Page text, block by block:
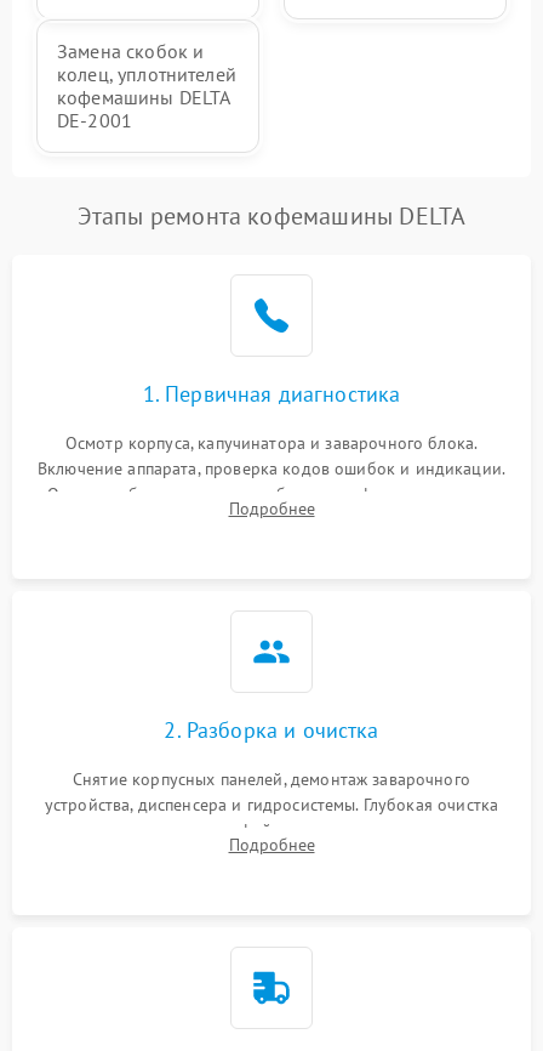
Замена скобок и
колец, уплотнителей
кофемашины DELTA
DE-2001
Этапы ремонта кофемашины DELTA
1. Первичная диагностика
Осмотр корпуса, капучинатора и заварочного блока.
Включение аппарата, проверка кодов ошибок и индикации.
Оценка работы помпы, термоблока и кофемолки на слух.
Измерение температуры и давления воды для выявления
Подробнее
2. Разборка и очистка
Снятие корпусных панелей, демонтаж заварочного
устройства, диспенсера и гидросистемы. Глубокая очистка
внутренних узлов от кофейных масел, жмыха и накипи.
Промывка дренажных каналов и фильтров с использованием
Подробнее